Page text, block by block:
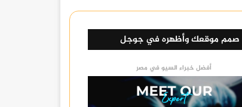
صمم موقعك وأظهره في جوجل
أفضل خبراء السيو في مصر